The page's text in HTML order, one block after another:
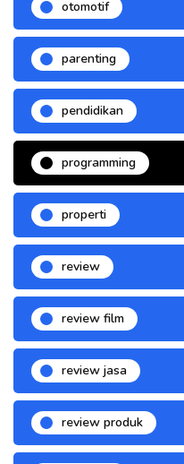
otomotif
parenting
pendidikan
programming
properti
review
review film
review jasa
review produk